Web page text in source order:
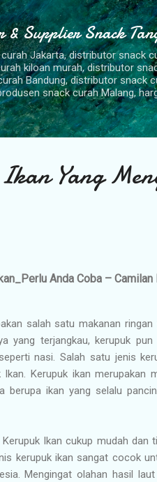
Langsung ke konten utama
Supplier Snack
Jakarta, distributor snack
kiloan murah, distributor
Bandung, distributor snack
snack curah Malang,
Yang
Anda Coba – Camilan
salah satu makanan
yang terjangkau, kerupuk
nasi. Salah satu jenis
Ikan. Kerupuk ikan merupakan
berupa ikan yang selalu
Ikan cukup mudah dan
kerupuk ikan sangat cocok
Mengingat olahan hasil